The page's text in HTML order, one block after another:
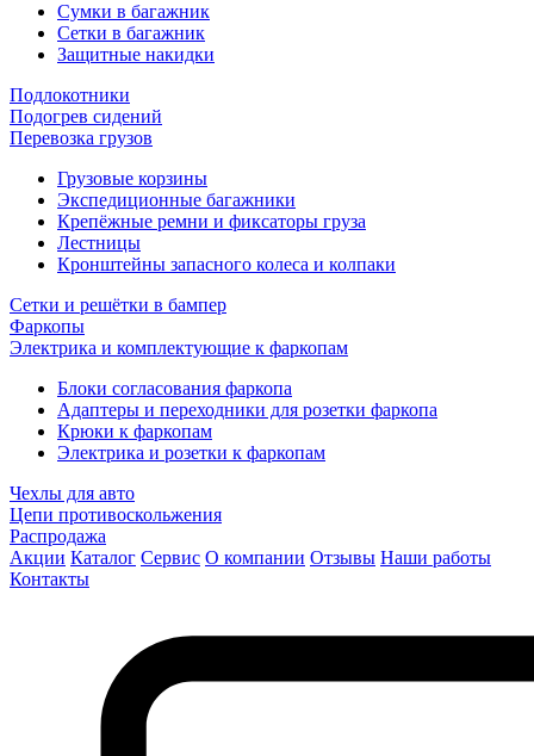
Сумки в багажник
Сетки в багажник
Защитные накидки
Подлокотники
Подогрев сидений
Перевозка грузов
Грузовые корзины
Экспедиционные багажники
Крепёжные ремни и фиксаторы груза
Лестницы
Кронштейны запасного колеса и колпаки
Сетки и решётки в бампер
Фаркопы
Электрика и комплектующие к фаркопам
Блоки согласования фаркопа
Адаптеры и переходники для розетки фаркопа
Крюки к фаркопам
Электрика и розетки к фаркопам
Чехлы для авто
Цепи противоскольжения
Распродажа
Акции Каталог Сервис О компании Отзывы Наши работы
Контакты